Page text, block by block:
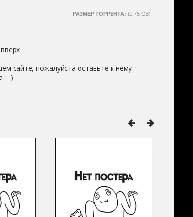
РАЗМЕР ТОРРЕНТА: (1.75 GB)
сайте, пожалуйста оставьте к нему
= )